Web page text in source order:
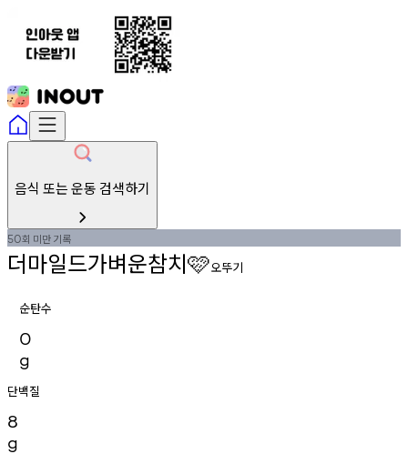
음식 또는 운동 검색하기
50회 미만기록
더마일드가벼운참치🩷오뚜기
순탄수
0
g
단백질
8
g